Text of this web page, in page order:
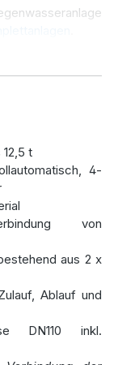
Anlagen,
monolithische
der Baustelle
sind die
somit auch für
in schwierigen
Grundwasser
eine großzügige
t
4-
von
aus 2 x
Ablauf und
DN110 inkl.